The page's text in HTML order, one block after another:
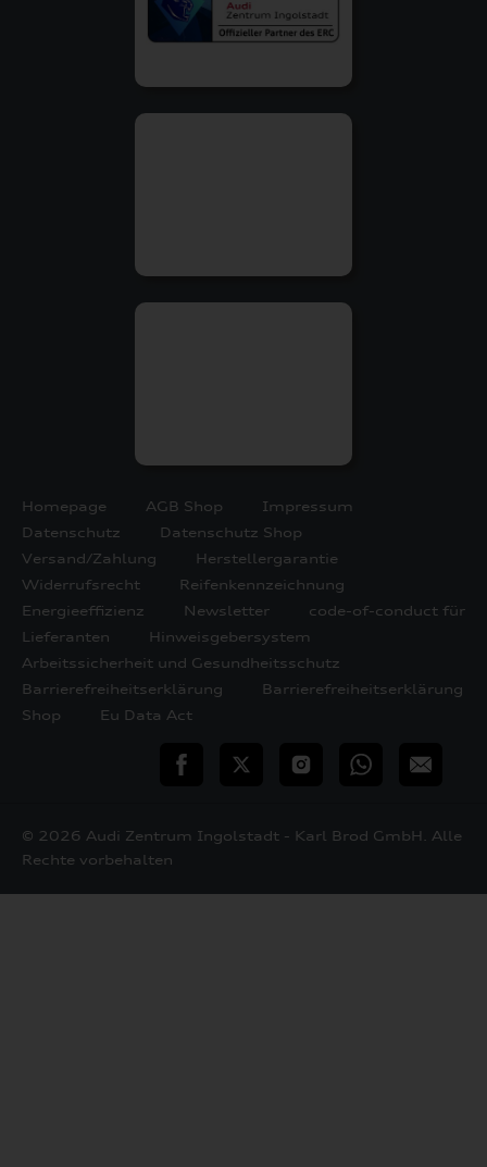
Homepage AGB Shop
Impressum
Datenschutz
Datenschutz Shop
Versand/Zahlung
Herstellergarantie
Widerrufsrecht
Reifenkennzeichnung
Energieeffizienz
Newsletter
code-of-conduct für
Lieferanten
Hinweisgebersystem
Arbeitssicherheit und Gesundheitsschutz
Barrierefreiheitserklärung
Barrierefreiheitserklärung
Shop
Eu Data Act
teilen Twitter InstagramWhatsApp
E-
© 2026 Audi Zentrum Ingolstadt - Karl Brod GmbH. Alle
Rechte vorbehalten